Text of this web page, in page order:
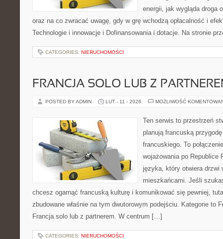
energii, jak wygląda droga
oraz na co zwracać uwagę, gdy w grę wchodzą opłacalność i
Technologie i innowacje i Dofinansowania i dotacje. Na stronie
CATEGORIES: NIERUCHOMOŚCI
FRANCJA SOLO LUB Z
POSTED BY ADMIN LUT - 11 - 2026 MOŻLIWOŚĆ
Ten serwis to przestrzeń
planują francuską
francuskiego. To
wojażowania po Republice
języka, który otwiera drzwi
mieszkańcami. Jeśli
chcesz ogarnąć francuską kulturę i komunikować się pewniej,
zbudowane właśnie na tym dwutorowym podejściu. Kategorie to
Francja solo lub z partnerem. W centrum […]
CATEGORIES: NIERUCHOMOŚCI